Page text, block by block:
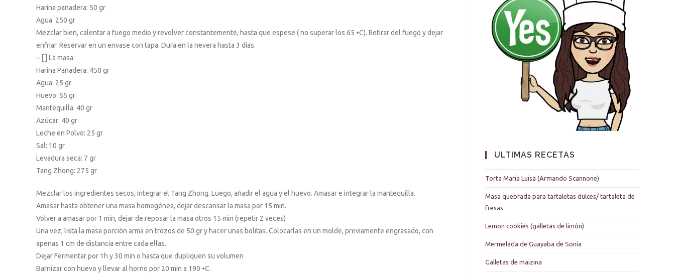
Harina panadera: 50 gr
Agua: 250 gr
Mezclar bien, calentar a fuego medio y revolver constantemente, hasta que espese ( no superar los 65 •C). Retirar del fuego y dejar
enfriar. Reservar en un envase con tapa. Dura en la nevera hasta 3 días.
– [ ] La masa:
Harina Panadera: 450 gr
Agua: 25 gr
Huevo: 55 gr
Mantequilla: 40 gr
Azúcar: 40 gr
Leche en Polvo: 25 gr
Sal: 10 gr
Levadura seca: 7 gr
Tang Zhong: 275 gr
Mezclar los ingredientes secos, integrar el Tang Zhong. Luego, añadir el agua y el huevo. Amasar e integrar la mantequilla.
Amasar hasta obtener una masa homogénea, dejar descansar la masa por 15 min.
Volver a amasar por 1 min, dejar de reposar la masa otros 15 min (repetir 2 veces)
Una vez, lista la masa porción arma en trozos de 50 gr y hacer unas bolitas. Colocarlas en un molde, previamente engrasado, con
apenas 1 cm de distancia entre cada ellas.
Dejar Fermentar por 1h y 30 min o hasta que dupliquen su volumen
Barnizar con huevo y llevar al horno por 20 min a 190 •C.
ULTIMAS RECETAS
Torta Maria Luisa (Armando Scannone)
Masa quebrada para tartaletas dulces/ tartaleta de
fresas
Lemon cookies (galletas de limón)
Mermelada de Guayaba de Sonia
Galletas de maizina